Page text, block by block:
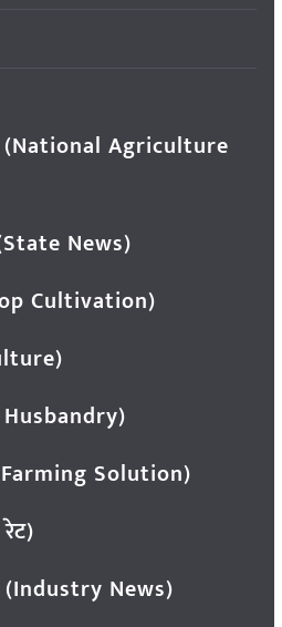
(National Agriculture
News)
Cultivation)
Solution)
(Industry News)